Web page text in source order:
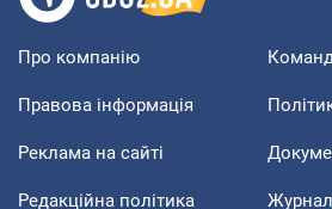
Про компанію
Правова інформація
Реклама на сайті
Редакційна політика